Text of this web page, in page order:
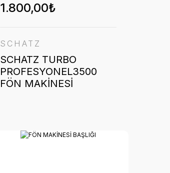
1.800,00₺
SCHATZ
SCHATZ TURBO
PROFESYONEL3500
FÖN MAKİNESİ